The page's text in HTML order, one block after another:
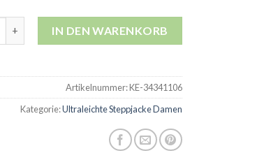
IN DEN WARENKORB
Artikelnummer:KE-34341106
Kategorie:Ultraleichte Steppjacke Damen